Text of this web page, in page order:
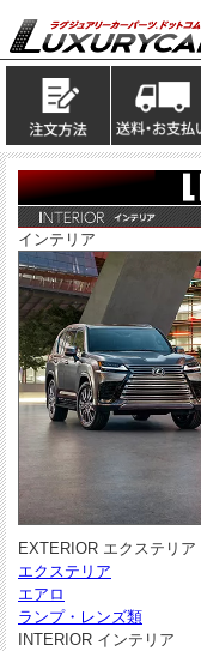
インテリア
EXTERIOR エクステリア
エクステリア
エアロ
ランプ・レンズ類
INTERIOR インテリア